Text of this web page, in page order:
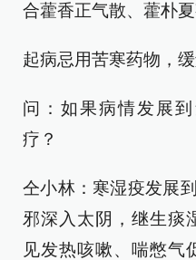
合藿香正气散、藿朴夏
起病忌用苦寒药物，
问：如果病情发展
疗？
仝小林：寒湿疫发展
邪深入太阴，继生痰
见发热咳嗽、喘憋气